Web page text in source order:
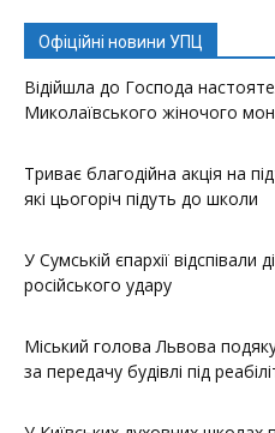
Офіційні новини УПЦ
Відійшла до Господа
Миколаївського жіночого
Триває благодійна акція на
які цьогоріч підуть до школи
У Сумській єпархії відспівали
російського удару
Міський голова Львова
за передачу будівлі під